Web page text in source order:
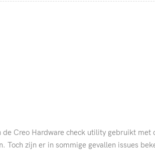
Creo Hardware check utility gebruikt met
zijn er in sommige gevallen issues